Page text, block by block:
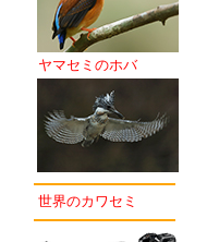
ヤマセミのホバ
世界のカワセミ